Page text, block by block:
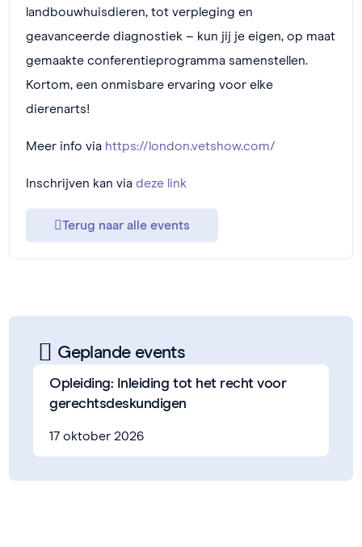
landbouwhuisdieren, tot verpleging en
geavanceerde diagnostiek – kun jij je eigen, op maat
gemaakte conferentieprogramma samenstellen.
Kortom, een onmisbare ervaring voor elke
dierenarts!
Meer info via https://london.vetshow.com/
Inschrijven kan viadeze link
Terug naar alle events
Geplande events
Opleiding: Inleiding tot het recht voor
gerechtsdeskundigen
17 oktober 2026